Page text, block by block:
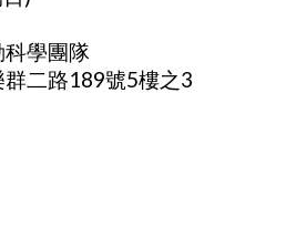
學團隊
二路189號5樓之3